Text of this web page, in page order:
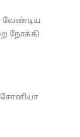
வேண்டிய
நோக்கி
சோனியா